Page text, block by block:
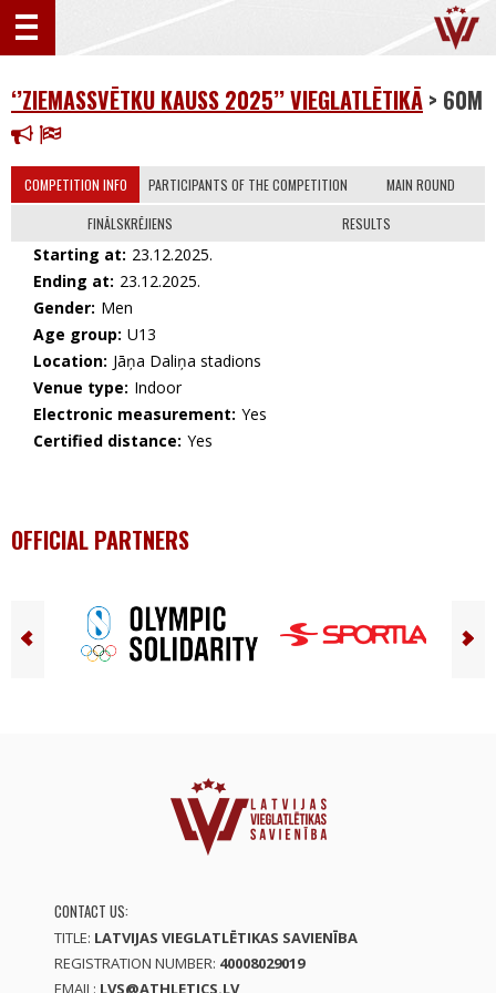
‘’ZIEMASSVĒTKU KAUSS 2025’’ VIEGLATLĒTIKĀ > 60M
COMPETITION INFO PARTICIPANTS OF THE COMPETITION MAIN ROUND
FINĀLSKRĒJIENS RESULTS
Starting at: 23.12.2025.
Ending at: 23.12.2025.
Gender: Men
Age group: U13
Location: Jāņa Daliņa stadions
Venue type: Indoor
Electronic measurement: Yes
Certified distance: Yes
OFFICIAL PARTNERS
CONTACT US:
TITLE: LATVIJAS VIEGLATLĒTIKAS SAVIENĪBA
REGISTRATION NUMBER: 40008029019
EMAIL: LVS@ATHLETICS.LV